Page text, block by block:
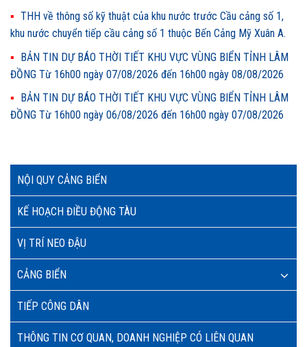
NỘI QUY CẢNG BIỂN
KẾ HOẠCH ĐIỀU ĐỘNG TÀU
VỊ TRÍ NEO ĐẬU
CẢNG BIỂN
TIẾP CÔNG DÂN
THÔNG TIN CƠ QUAN, DOANH NGHIỆP CÓ LIÊN QUAN
THH về thông số kỹ thuật của khu nước trước Cầu cảng số 1,
khu nước chuyển tiếp cầu cảng số 1 thuộc Bến Cảng Mỹ Xuân A.
BẢN TIN DỰ BÁO THỜI TIẾT KHU VỰC VÙNG BIỂN TỈNH LÂM
ĐỒNG Từ 16h00 ngày 07/08/2026 đến 16h00 ngày 08/08/2026
BẢN TIN DỰ BÁO THỜI TIẾT KHU VỰC VÙNG BIỂN TỈNH LÂM
ĐỒNG Từ 16h00 ngày 06/08/2026 đến 16h00 ngày 07/08/2026